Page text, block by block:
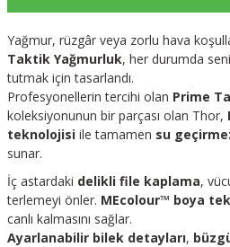
Yağmur, rüzgâr veya zorlu hava
Taktik Yağmurluk, her durumda
tutmak için tasarlandı.
Profesyonellerin tercihi olan Prime
koleksiyonunun bir parçası olan Thor,
teknolojisi ile tamamen su
sunar.
İç astardaki delikli file kaplama,
terlemeyi önler. MEcolour™ boya
canlı kalmasını sağlar.
Ayarlanabilir bilek detayları,